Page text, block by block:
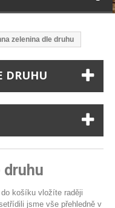
zelenina dle druhu
DRUHU
druhu
košíku vložíte raději
jsme vše přehledně v